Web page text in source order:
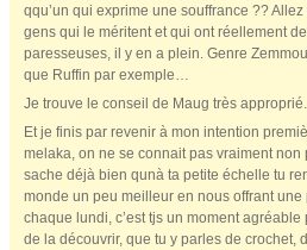
qqu’un qui exprime une souffrance ??
gens qui le méritent et qui ont réellement
paresseuses, il y en a plein. Genre
que Ruffin par exemple…
Je trouve le conseil de Maug très approprié.
Et je finis par revenir à mon intention
melaka, on ne se connait pas vraiment non
sache déjà bien qunà ta petite échelle tu
monde un peu meilleur en nous offrant une
chaque lundi, c’est tjs un moment agréable
de la découvrir, que tu y parles de crochet,